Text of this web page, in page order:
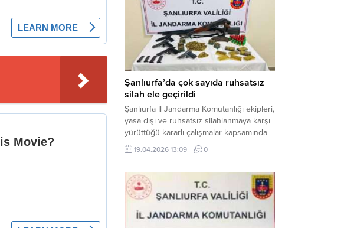
gerçekleştirilen “Küresel Vicdan,
İnsaniyet ve Demokrasi” başlıklı panel,
hürriyet, adalet ve hukuk vurgularıyla
yoğun katılıma sahne oldu. Haber
Merkezi – Bediüzzaman Eğitim Kültür ve
Sanat...
Şanlıurfa’da çok sayıda ruhsatsız
silah ele geçirildi
Şanlıurfa İl Jandarma Komutanlığı ekipleri,
yasa dışı ve ruhsatsız silahlanmaya karşı
yürüttüğü kararlı çalışmalar kapsamında
Bozova ilçesinde bir ikamete operasyon
düzenledi. Yapılan aramada çok sayıda
mühimmat ele geçirildi. Haber Merkezi –
Şanlıurfa Valiliği İl Basın ve Halkla İlişkiler
Müdürlüğü tarafından yapılan açıklamaya
göre; 17 Nisan...
19.04.2026 13:09 0